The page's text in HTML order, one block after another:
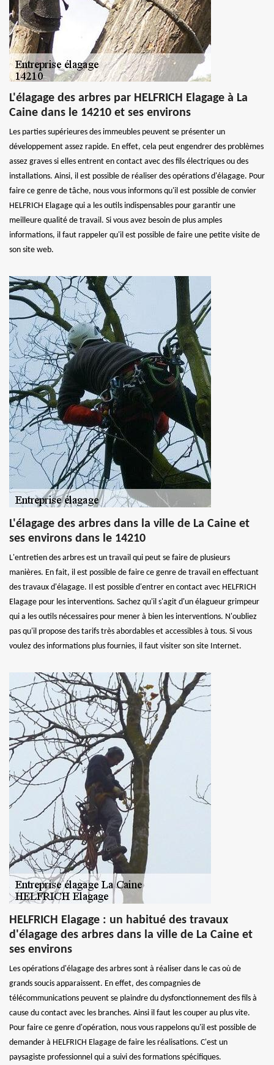
L'élagage des arbres par HELFRICH Elagage à La
Caine dans le 14210 et ses environs
Les parties supérieures des immeubles peuvent se présenter un
développement assez rapide. En effet, cela peut engendrer des problèmes
assez graves si elles entrent en contact avec des fils électriques ou des
installations. Ainsi, il est possible de réaliser des opérations d'élagage. Pour
faire ce genre de tâche, nous vous informons qu'il est possible de convier
HELFRICH Elagage qui a les outils indispensables pour garantir une
meilleure qualité de travail. Si vous avez besoin de plus amples
informations, il faut rappeler qu'il est possible de faire une petite visite de
son site web.
L'élagage des arbres dans la ville de La Caine et
ses environs dans le 14210
L'entretien des arbres est un travail qui peut se faire de plusieurs
manières. En fait, il est possible de faire ce genre de travail en effectuant
des travaux d'élagage. Il est possible d'entrer en contact avec HELFRICH
Elagage pour les interventions. Sachez qu'il s'agit d'un élagueur grimpeur
qui a les outils nécessaires pour mener à bien les interventions. N'oubliez
pas qu'il propose des tarifs très abordables et accessibles à tous. Si vous
voulez des informations plus fournies, il faut visiter son site Internet.
HELFRICH Elagage : un habitué des travaux
d'élagage des arbres dans la ville de La Caine et
ses environs
Les opérations d'élagage des arbres sont à réaliser dans le cas où de
grands soucis apparaissent. En effet, des compagnies de
télécommunications peuvent se plaindre du dysfonctionnement des fils à
cause du contact avec les branches. Ainsi il faut les couper au plus vite.
Pour faire ce genre d'opération, nous vous rappelons qu'il est possible de
demander à HELFRICH Elagage de faire les réalisations. C'est un
paysagiste professionnel qui a suivi des formations spécifiques.